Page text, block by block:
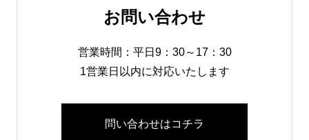
お問い合わせ
営業時間：平日9：30～17：30
1営業日以内に対応いたします
問い合わせはコチラ